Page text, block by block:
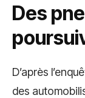
Des
D’après
des